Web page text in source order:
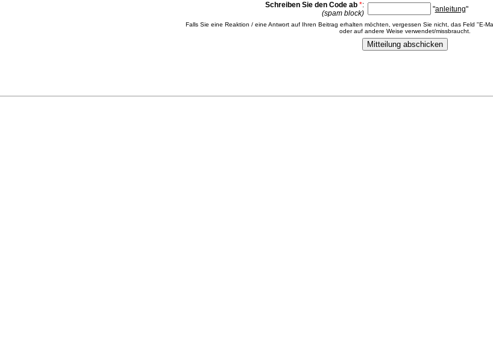
Schreiben Sie den Code ab *:
(spam block)
"anleitung"
Falls Sie eine Reaktion / eine Antwort auf Ihren Beitrag erhalten möchten, vergessen Sie nicht, das Feld "E-
oder auf andere Weise verwendet/missbraucht.